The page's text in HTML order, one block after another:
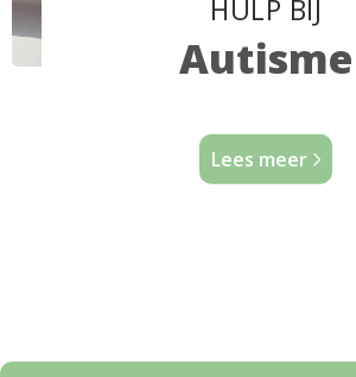
HULP BIJ
Autisme
Lees meer